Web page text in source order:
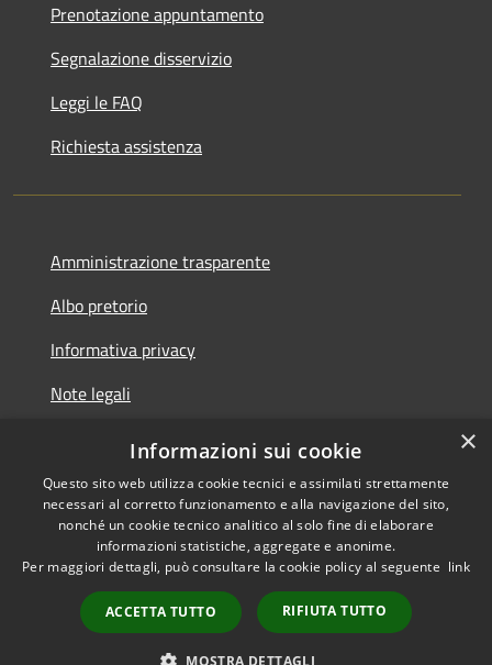
Prenotazione appuntamento
Segnalazione disservizio
Leggi le FAQ
Richiesta assistenza
Amministrazione trasparente
Albo pretorio
Informativa privacy
Note legali
Dichiarazione di accessibilità
Accessibilità
Copyright © 2026 • Comune di
Piano di Sorrento • Powered by
Municipium•
Accesso redazione
×
Informazioni sui cookie
Questo sito web utilizza cookie tecnici e assimilati strettamente
necessari al corretto funzionamento e alla navigazione del sito,
nonché un cookie tecnico analitico al solo fine di elaborare
informazioni statistiche, aggregate e anonime.
Per maggiori dettagli, può consultare la cookie policy al seguente link
ACCETTA TUTTO RIFIUTA TUTTO
MOSTRA DETTAGLI